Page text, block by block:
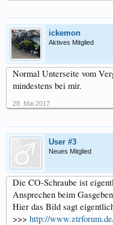
ickemon
Aktives Mitglied
Normal Unterseite vom
mindestens bei mir.
28. Mai 2017
User #3
Neues Mitglied
Die CO-Schraube ist
Ansprechen beim
Hier das Bild sagt
>>> http://